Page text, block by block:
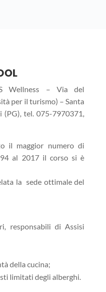
Wellness – Via del
per il turismo) – Santa
(PG), tel. 075-7970371,
il maggior numero di
al 2017 il corso si è
la sede ottimale del
responsabili di Assisi
della cucina;
limitati degli alberghi.